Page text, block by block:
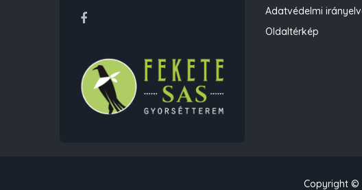
Adatvédelmi
Oldaltérkép
Copyright ©